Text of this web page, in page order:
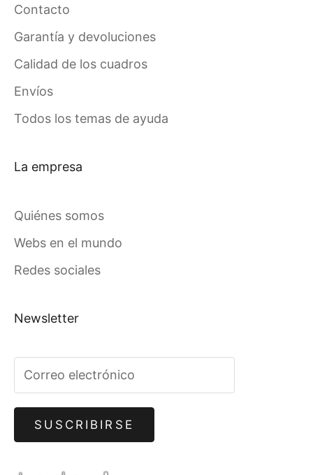
Contacto
Garantía y devoluciones
Calidad de los cuadros
Envíos
Todos los temas de ayuda
La empresa
Quiénes somos
Webs en el mundo
Redes sociales
Newsletter
SUSCRIBIRSE